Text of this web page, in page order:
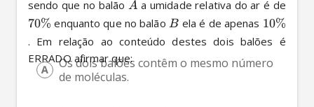
sendo que no balão A a umidade relativa do ar é de
70% enquanto que no balão B ela é de apenas 10%
. Em relação ao conteúdo destes dois balões é
ERRADO afirmar que:
Os dois balões contêm o mesmo número
de moléculas.